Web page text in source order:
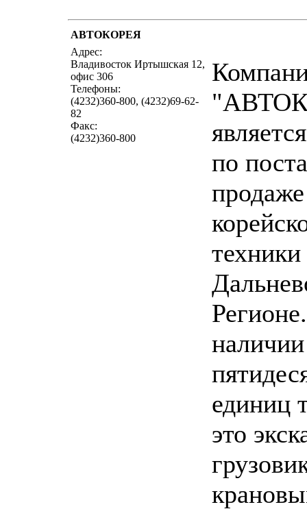
АВТОКОРЕЯ
Адрес:
Владивосток Иртышская 12,
офис 306
Телефоны:
(4232)360-800, (4232)69-62-
82
Факс:
(4232)360-800
по
продаже
техники
единиц
это